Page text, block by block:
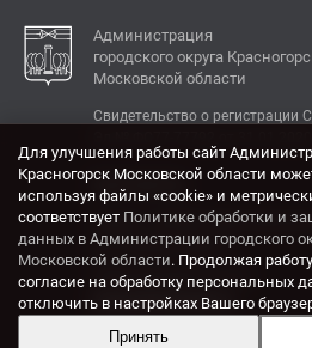
Администрация
городского округа
Московской области
Свидетельство о регистрации
КОНТАКТЫ
Адрес: 143404, Московская
ул. Ленина, дом 4.
Электронная почта:
krasrn@mosreg.ru
Для улучшения работы сайт
Красногорск Московской области
используя файлы «cookie» и
соответствует Политике обработки и
данных в Администрации городского
Московской области. Продолжая
согласие на обработку
отключить в настройках Вашего
Принять